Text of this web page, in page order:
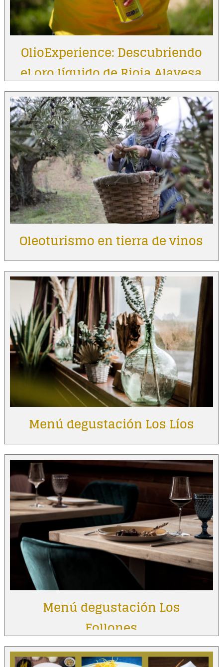
OlioExperience: Descubriendo
el oro líquido de Rioja Alavesa
Oleoturismo en tierra de vinos
Menú degustación Los Líos
Menú degustación Los
Follones